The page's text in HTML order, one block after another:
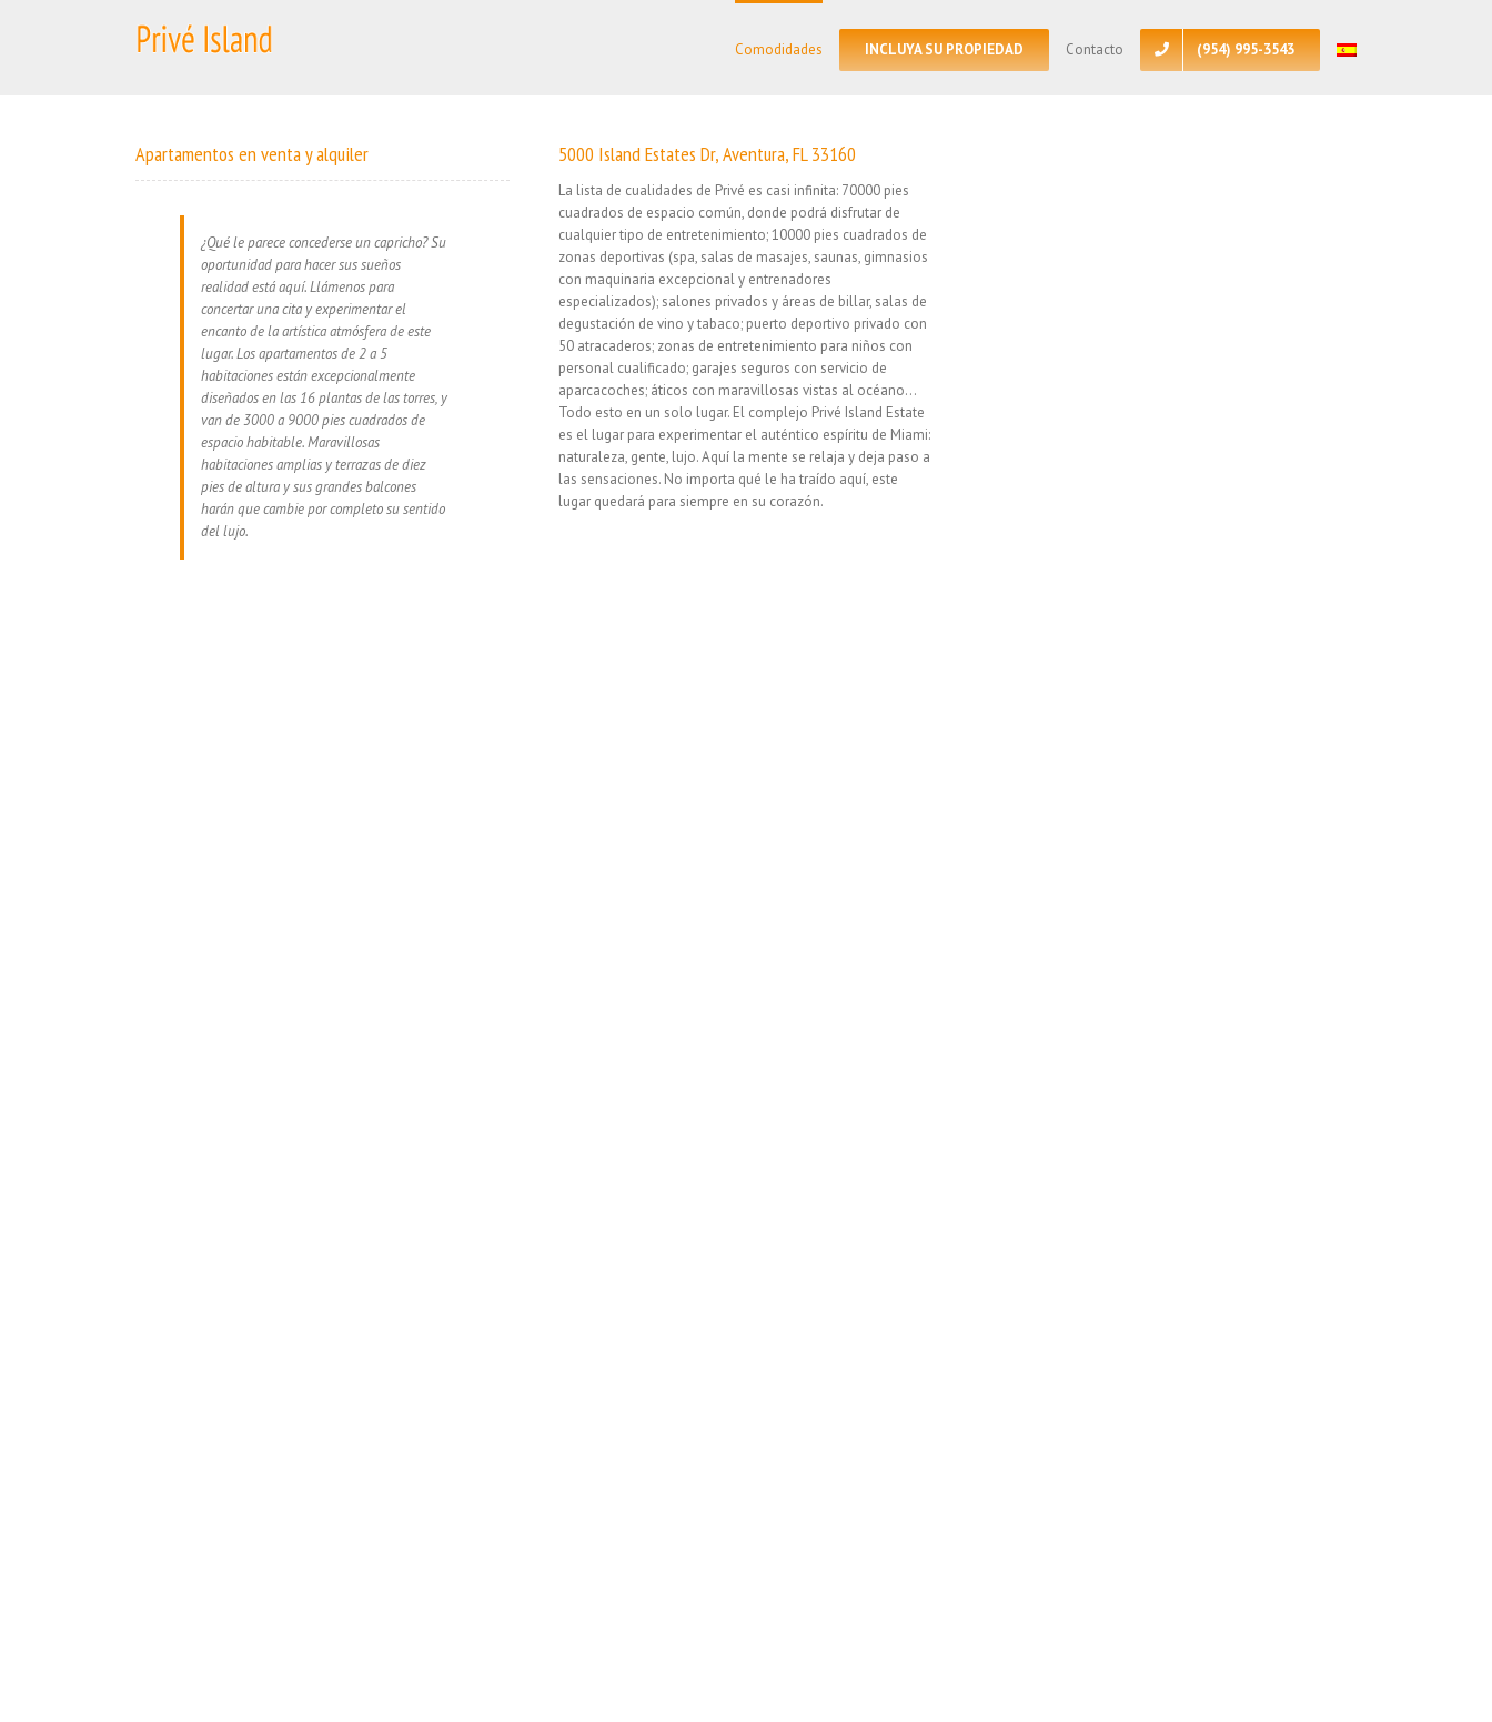
Search
Comodidades
INCLUYA SU PROPIEDAD Contacto (954) 995-3543
Apartamentos en ventayalquiler
¿Qué le parece concederse un capricho? Su
oportunidad para hacer sus sueños
realidad está aquí. Llámenos para
concertar una cita y experimentar el
encanto de la artística atmósfera de este
lugar. Los apartamentos de 2 a 5
habitaciones están excepcionalmente
diseñados en las 16 plantas de las torres, y
van de 3000 a 9000 pies cuadrados de
espacio habitable. Maravillosas
habitaciones amplias y terrazas de diez
pies de altura y sus grandes balcones
harán que cambie por completo su sentido
del lujo.
5000 Island Estates Dr, Aventura, FL 33160
La lista de cualidades de Privé es casi infinita: 70000 pies
cuadrados de espacio común, donde podrá disfrutar de
cualquier tipo de entretenimiento; 10000 pies cuadrados de
zonas deportivas (spa, salas de masajes, saunas, gimnasios
con maquinaria excepcional y entrenadores
especializados); salones privados y áreas de billar, salas de
degustación de vino y tabaco; puerto deportivo privado con
50 atracaderos; zonas de entretenimiento para niños con
personal cualificado; garajes seguros con servicio de
aparcacoches; áticos con maravillosas vistas al océano…
Todo esto en un solo lugar. El complejo Privé Island Estate
es el lugar para experimentar el auténtico espíritu de Miami:
naturaleza, gente, lujo. Aquí la mente se relaja y deja paso a
las sensaciones. No importa qué le ha traído aquí, este
lugar quedará para siempre en su corazón.